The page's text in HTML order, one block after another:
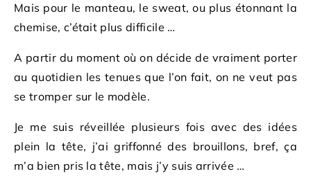
Mais pour le manteau, le sweat, ou plus étonnant la
chemise, c’était plus difficile …
A partir du moment où on décide de vraiment porter
au quotidien les tenues que l’on fait, on ne veut pas
se tromper sur le modèle.
Je me suis réveillée plusieurs fois avec des idées
plein la tête, j’ai griffonné des brouillons, bref, ça
m’a bien pris la tête, mais j’y suis arrivée …